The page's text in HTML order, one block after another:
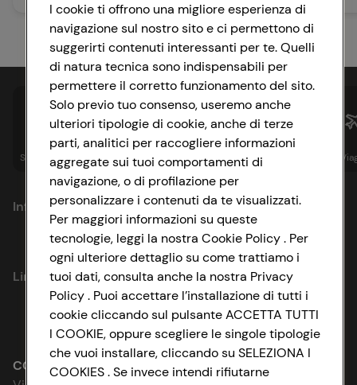
Spesa online Assicurazioni Sapori& Istituzionale
Informazioni
Privacy Policy
Cookie Policy
Impostazioni Cookie
Accessibilità
Link utili
Lavora con noi
Le cooperative
CONAD SOCIETÀ COOPERATIVA
I cookie ti offrono una migliore esperienza di
navigazione sul nostro sito e ci permettono di
suggerirti contenuti interessanti per te. Quelli
di natura tecnica sono indispensabili per
permettere il corretto funzionamento del sito.
Solo previo tuo consenso, useremo anche
ulteriori tipologie di cookie, anche di terze
parti, analitici per raccogliere informazioni
aggregate sui tuoi comportamenti di
navigazione, o di profilazione per
personalizzare i contenuti da te visualizzati.
Per maggiori informazioni su queste
tecnologie, leggi la nostra Cookie Policy . Per
ogni ulteriore dettaglio su come trattiamo i
tuoi dati, consulta anche la nostra Privacy
Policy . Puoi accettare l’installazione di tutti i
cookie cliccando sul pulsante ACCETTA TUTTI
I COOKIE, oppure scegliere le singole tipologie
che vuoi installare, cliccando su SELEZIONA I
COOKIES . Se invece intendi rifiutarne